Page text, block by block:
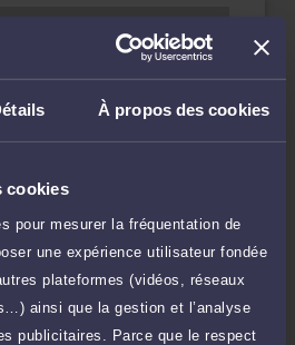
À propos des cookies
cookies
pour mesurer la fréquentation de
une expérience utilisateur fondée
plateformes (vidéos, réseaux
ainsi que la gestion et l’analyse
publicitaires. Parce que le respect
en toute confidentialité et
150 €TTC
Prendre RDV
intellectuelle